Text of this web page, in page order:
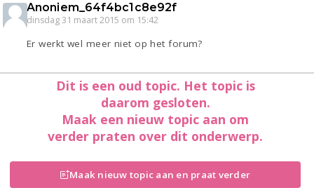
Anoniem_64f4bc1c8e92f
dinsdag 31 maart 2015 om 15:42
Er werkt wel meer niet op het forum?
Dit is een oud topic. Het topic is
daarom gesloten.
Maak een nieuw topic aan om
verder praten over dit onderwerp.
Maak nieuw topic aan en praat verder